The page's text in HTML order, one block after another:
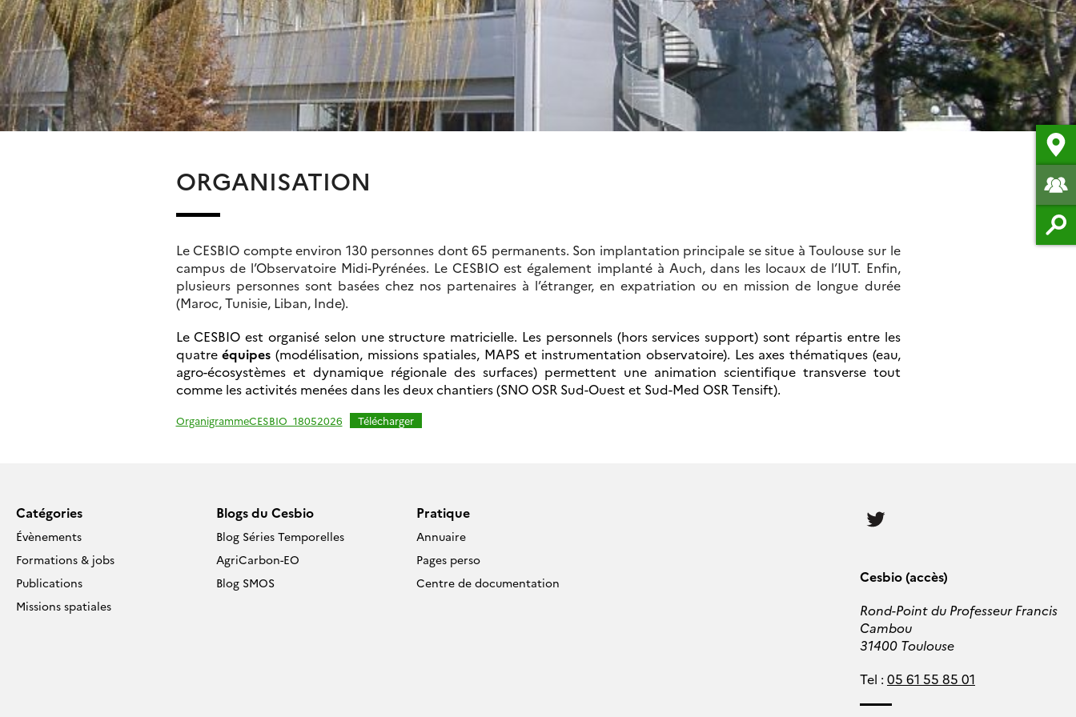
ORGANISATION
Le CESBIO compte environ 130 personnes dont 65 permanents. Son implantation principale se situe à Toulouse sur le
campus de l’Observatoire Midi-Pyrénées. Le CESBIO est également implanté à Auch, dans les locaux de l’IUT. Enfin,
plusieurs personnes sont basées chez nos partenaires à l’étranger, en expatriation ou en mission de longue durée
(Maroc, Tunisie, Liban, Inde).
Le CESBIO est organisé selon une structure matricielle. Les personnels (hors services support) sont répartis entre les
quatreéquipes (modélisation, missions spatiales, MAPS et instrumentation observatoire). Les axes thématiques (eau,
agro-écosystèmes et dynamique régionale des surfaces) permettent une animation scientifique transverse tout
comme les activités menées dans les deux chantiers (SNO OSR Sud-Ouest et Sud-Med OSR Tensift).
OrganigrammeCESBIO_18052026 Télécharger
Catégories
Évènements
Formations & jobs
Publications
Missions spatiales
Blogs du Cesbio
Blog Séries Temporelles
AgriCarbon-EO
Blog SMOS
Pratique
Annuaire
Pages perso
Centre de documentation
Cesbio (accès)
Rond-Point du Professeur Francis
Cambou
31400 Toulouse
Tel : 05 61 55 85 01